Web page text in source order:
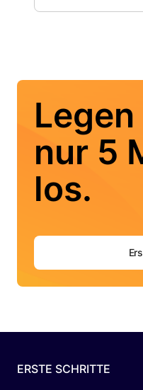
nur 5
los.
ERSTE SCHRITTE